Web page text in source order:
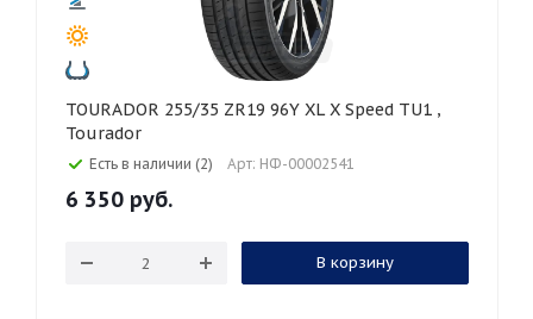
TOURADOR 255/35 ZR19 96Y XL X Speed TU1 ,
Tourador
Есть в наличии (2) Арт: НФ-00002541
6 350 руб.
В корзину